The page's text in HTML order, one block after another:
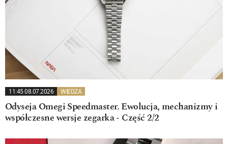
11:45 08.07.2026 WIEDZA
Odyseja Omegi Speedmaster. Ewolucja, mechanizmy i
współczesne wersje zegarka - Część 2/2